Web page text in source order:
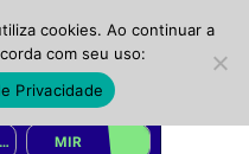
cookies. Ao continuar a
com seu uso:
Privacidade